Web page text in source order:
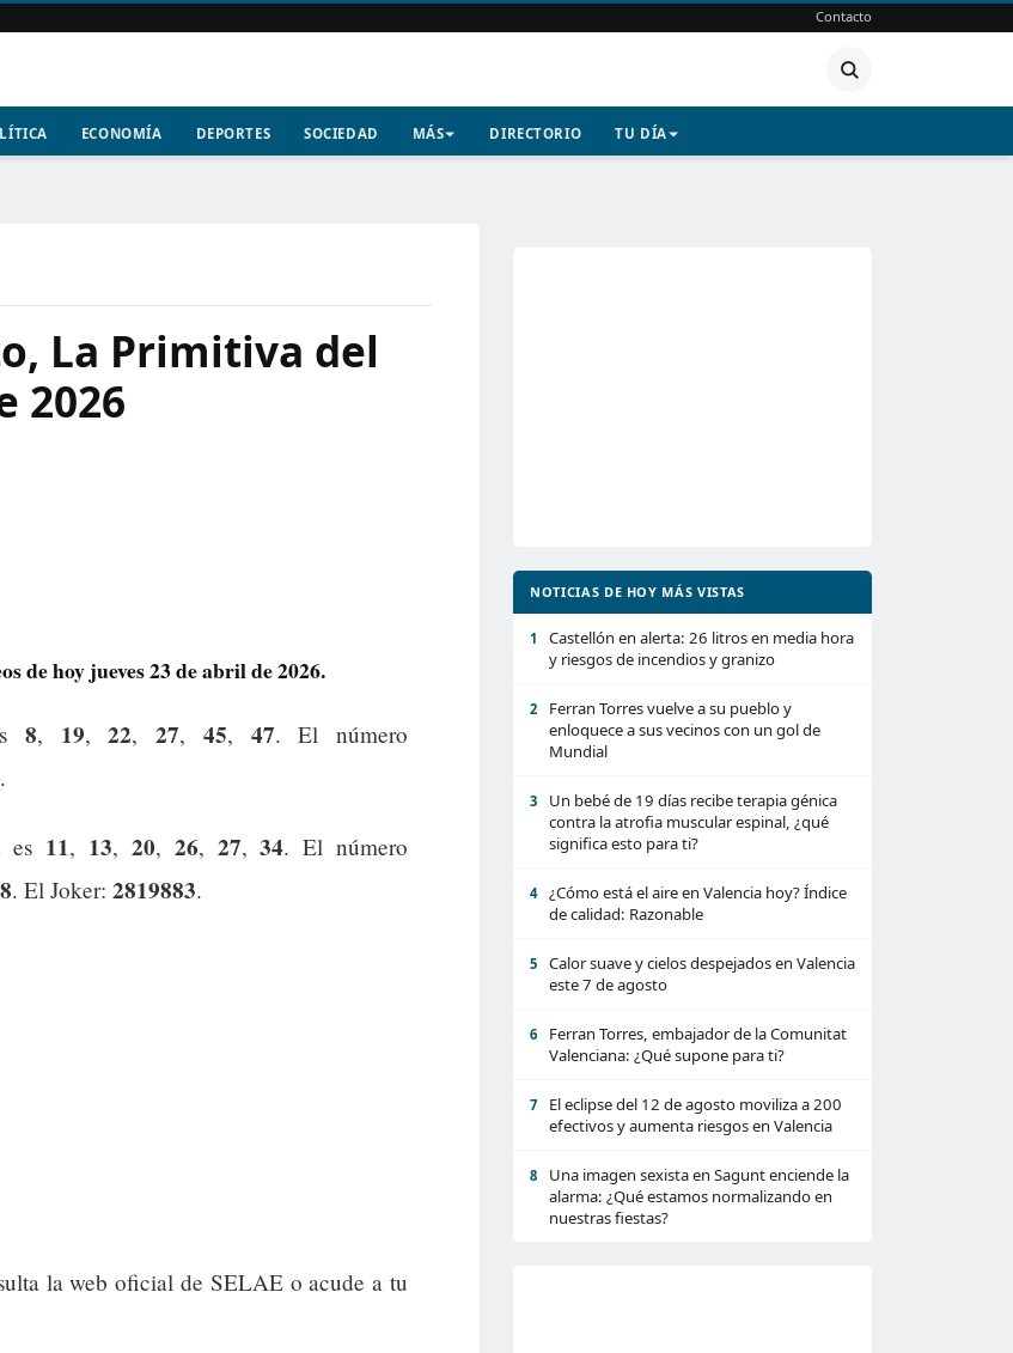
Contacto
ECONOMÍA DEPORTES SOCIEDAD MÁS DIRECTORIO TU DÍA
La Primitiva del
2026
de hoy jueves 23 de abril de 2026.
8, 19,22, 27, 45, 47. El número
.
es 11, 13, 20, 26, 27,34. El número
8. El Joker: 2819883.
la web oficial de SELAE o acude a tu
NOTICIAS DE HOY MÁS VISTAS
1
Castellón en alerta: 26 litros en media hora
y riesgos de incendios y granizo
2
Ferran Torres vuelve a su pueblo y
enloquece a sus vecinos con un gol de
Mundial
3
Un bebé de 19 días recibe terapia génica
contra la atrofia muscular espinal, ¿qué
significa esto para ti?
4
¿Cómo está el aire en Valencia hoy? Índice
de calidad: Razonable
5
Calor suave y cielos despejados en Valencia
este 7 de agosto
6
Ferran Torres, embajador de la Comunitat
Valenciana: ¿Qué supone para ti?
7
El eclipse del 12 de agosto moviliza a 200
efectivos y aumenta riesgos en Valencia
8
Una imagen sexista en Sagunt enciende la
alarma: ¿Qué estamos normalizando en
nuestras fiestas?